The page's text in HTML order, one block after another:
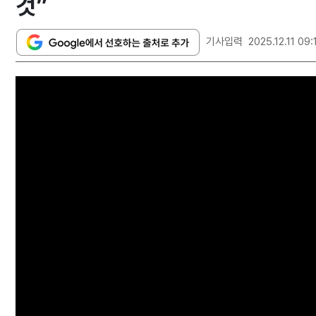
것”
기사입력 2025.12.11